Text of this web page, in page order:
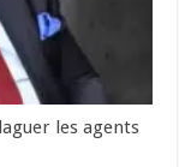
les agents